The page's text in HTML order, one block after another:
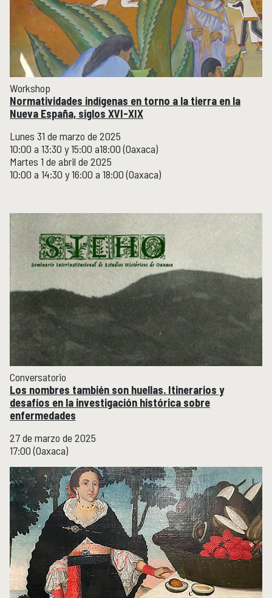
Workshop
Normatividades indígenas en torno a la tierra en la
Nueva España, siglos XVI-XIX
Lunes 31 de marzo de 2025
10:00 a 13:30 y 15:00 a18:00 (Oaxaca)
Martes 1 de abril de 2025
10:00 a 14:30 y 16:00 a 18:00 (Oaxaca)
Conversatorio
Los nombres también son huellas. Itinerarios y
desafíos en la investigación histórica sobre
enfermedades
27 de marzo de 2025
17:00 (Oaxaca)